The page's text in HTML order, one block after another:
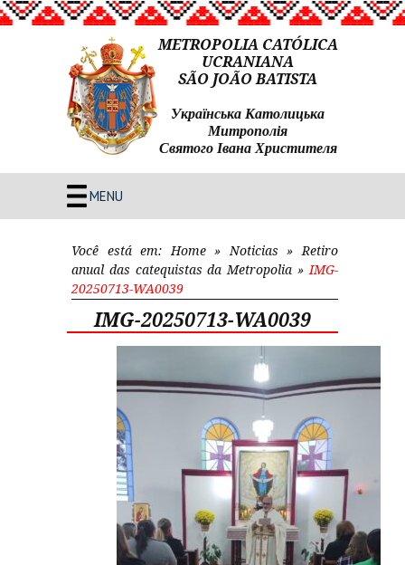
METROPOLIA CATÓLICA
UCRANIANA
SÃO JOÃO BATISTA
Українська Католицька
Митрополія
Святого Івана Христителя
MENU
Você está em: Home» Noticias » Retiro
anual das catequistas da Metropolia » IMG-
20250713-WA0039
IMG-20250713-WA0039